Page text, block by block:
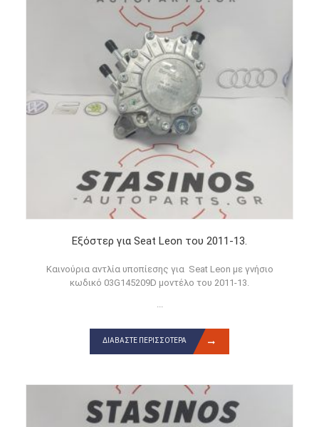
Εξόστερ για Seat Leon του 2011-13.
Καινούρια αντλία υποπίεσης για Seat Leon με γνήσιο
κωδικό 03G145209D μοντέλο του 2011-13.
ΔΙΑΒΆΣΤΕ ΠΕΡΙΣΣΌΤΕΡΑ